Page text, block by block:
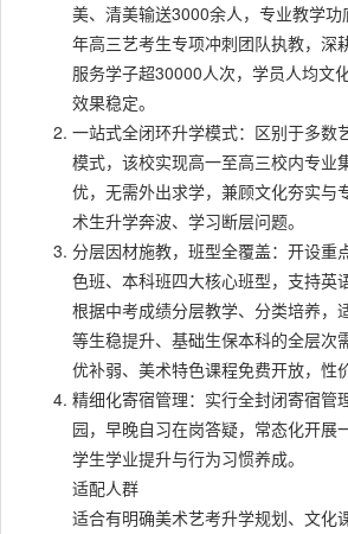
美、清美输送3000余人，专业教学
年高三艺考生专项冲刺团队执教，深
服务学子超30000人次，学员人均文
效果稳定。
一站式全闭环升学模式：区别于多数
模式，该校实现高一至高三校内专业
优，无需外出求学，兼顾文化夯实与
术生升学奔波、学习断层问题。
分层因材施教，班型全覆盖：开设重
色班、本科班四大核心班型，支持英
根据中考成绩分层教学、分类培养，
等生稳提升、基础生保本科的全层次
优补弱、美术特色课程免费开放，性
精细化寄宿管理：实行全封闭寄宿管
园，早晚自习在岗答疑，常态化开展
学生学业提升与行为习惯养成。
适配人群
适合有明确美术艺考升学规划、文化